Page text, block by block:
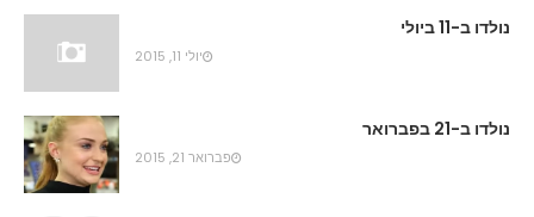
נולדו ב-11 ביולי
יולי 11, 2015
נולדו ב-21 בפברואר
פברואר 21, 2015